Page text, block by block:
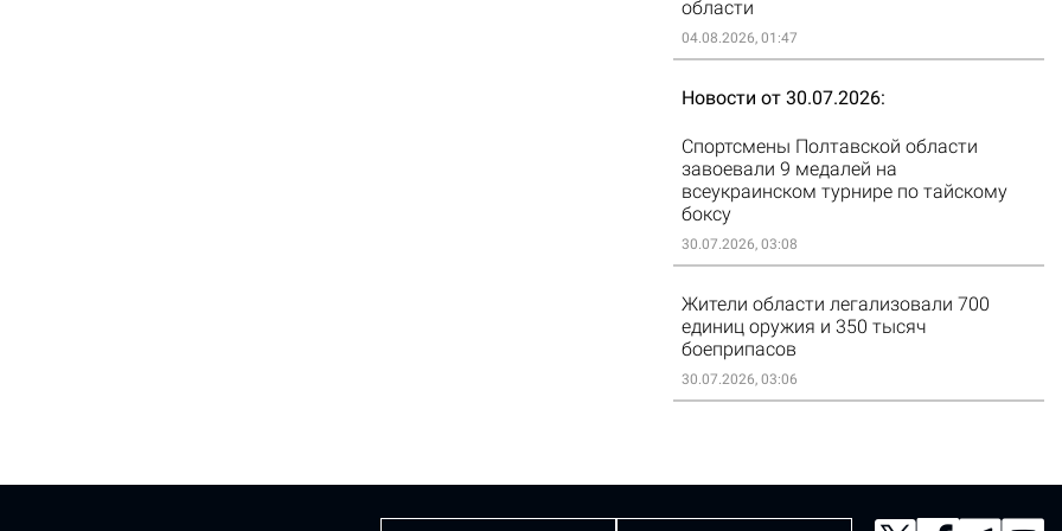
области
04.08.2026, 01:47
Новости от 30.07.2026
Спортсмены Полтавской области
завоевали 9 медалей на
всеукраинском турнире по тайскому
боксу
30.07.2026, 03:08
Жители области легализовали 700
единиц оружия и 350 тысяч
боеприпасов
30.07.2026, 03:06